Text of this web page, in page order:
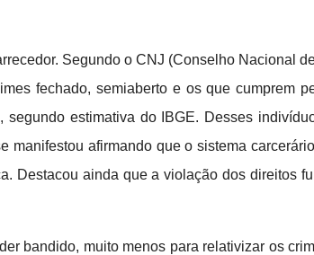
Segundo o CNJ (Conselho Nacional
fechado, semiaberto e os que cumprem
estimativa do IBGE. Desses
manifestou afirmando que o sistema
Destacou ainda que a violação dos direitos
bandido, muito menos para relativizar os